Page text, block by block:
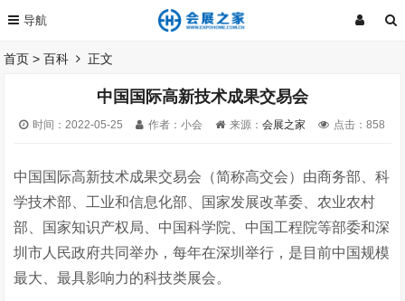
首页 >百科 正文
中国国际高新技术成果交易会
时间：2022-05-25 作者：小会 来源：会展之家 点击：858
中国国际高新技术成果交易会（简称高交会）由商务部、科
学技术部、工业和信息化部、国家发展改革委、农业农村
部、国家知识产权局、中国科学院、中国工程院等部委和深
圳市人民政府共同举办，每年在深圳举行，是目前中国规模
最大、最具影响力的科技类展会。